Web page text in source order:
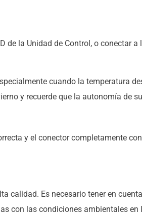
de la Unidad de Control, o conectar
cuando la temperatura
y recuerde que la autonomía de
y el conector completamente
calidad. Es necesario tener en
con las condiciones ambientales en